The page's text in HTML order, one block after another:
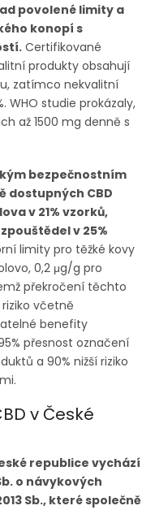
povolené limity a
konopí s
Certifikované
produkty obsahují
zatímco nekvalitní
WHO studie prokázaly,
až 1500 mg denně s
bezpečnostním
dostupných CBD
v 21% vzorků,
v 25%
limity pro těžké kovy
0,2 μg/g pro
překročení těchto
včetně
benefity
přesnost označení
a 90% nižší riziko
v České
republice vychází
o návykových
Sb., které společně